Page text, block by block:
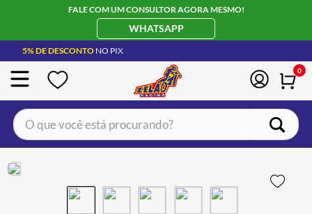
FALE COM UM CONSULTOR AGORA MESMO!
WHATSAPP
5% DE DESCONTO NO PIX
0
O que você está procurando?
BOTA